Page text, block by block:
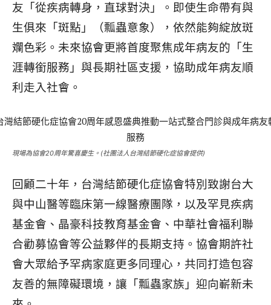
友「從疾病轉身，直球對決」。即使生命帶有與
生俱來「斑點」（瓢蟲意象），依然能夠綻放斑
斕色彩。未來協會更將首度聚焦成年病友的 「生
涯轉銜服務」與長期社區支援，協助成年病友順
利走入社會。
現場為協會20周年驚喜慶生。(社團法人台灣結節硬化症協會提供)
回顧二十年，台灣結節硬化症協會特別致謝台大
與中山醫等臨床第一線醫療團隊，以及罕見疾病
基金會、晶豪科技教育基金會、中華社會福利聯
合勸募協會等公益夥伴的長期支持。 協會期許社
會大眾給予罕病家庭更多同理心，共同打造包容
友善的無障礙環境，讓「瓢蟲家族」迎向嶄新未